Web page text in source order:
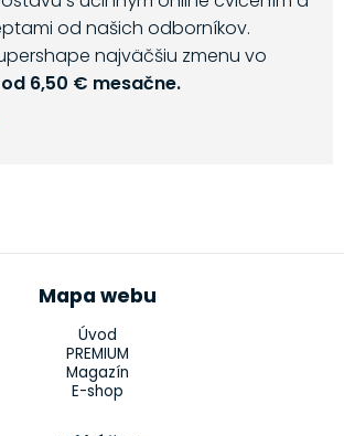
od našich odborníkov.
najväčšiu zmenu vo
od 6,50 € mesačne.
Mapa webu
Úvod
PREMIUM
Magazín
E-shop